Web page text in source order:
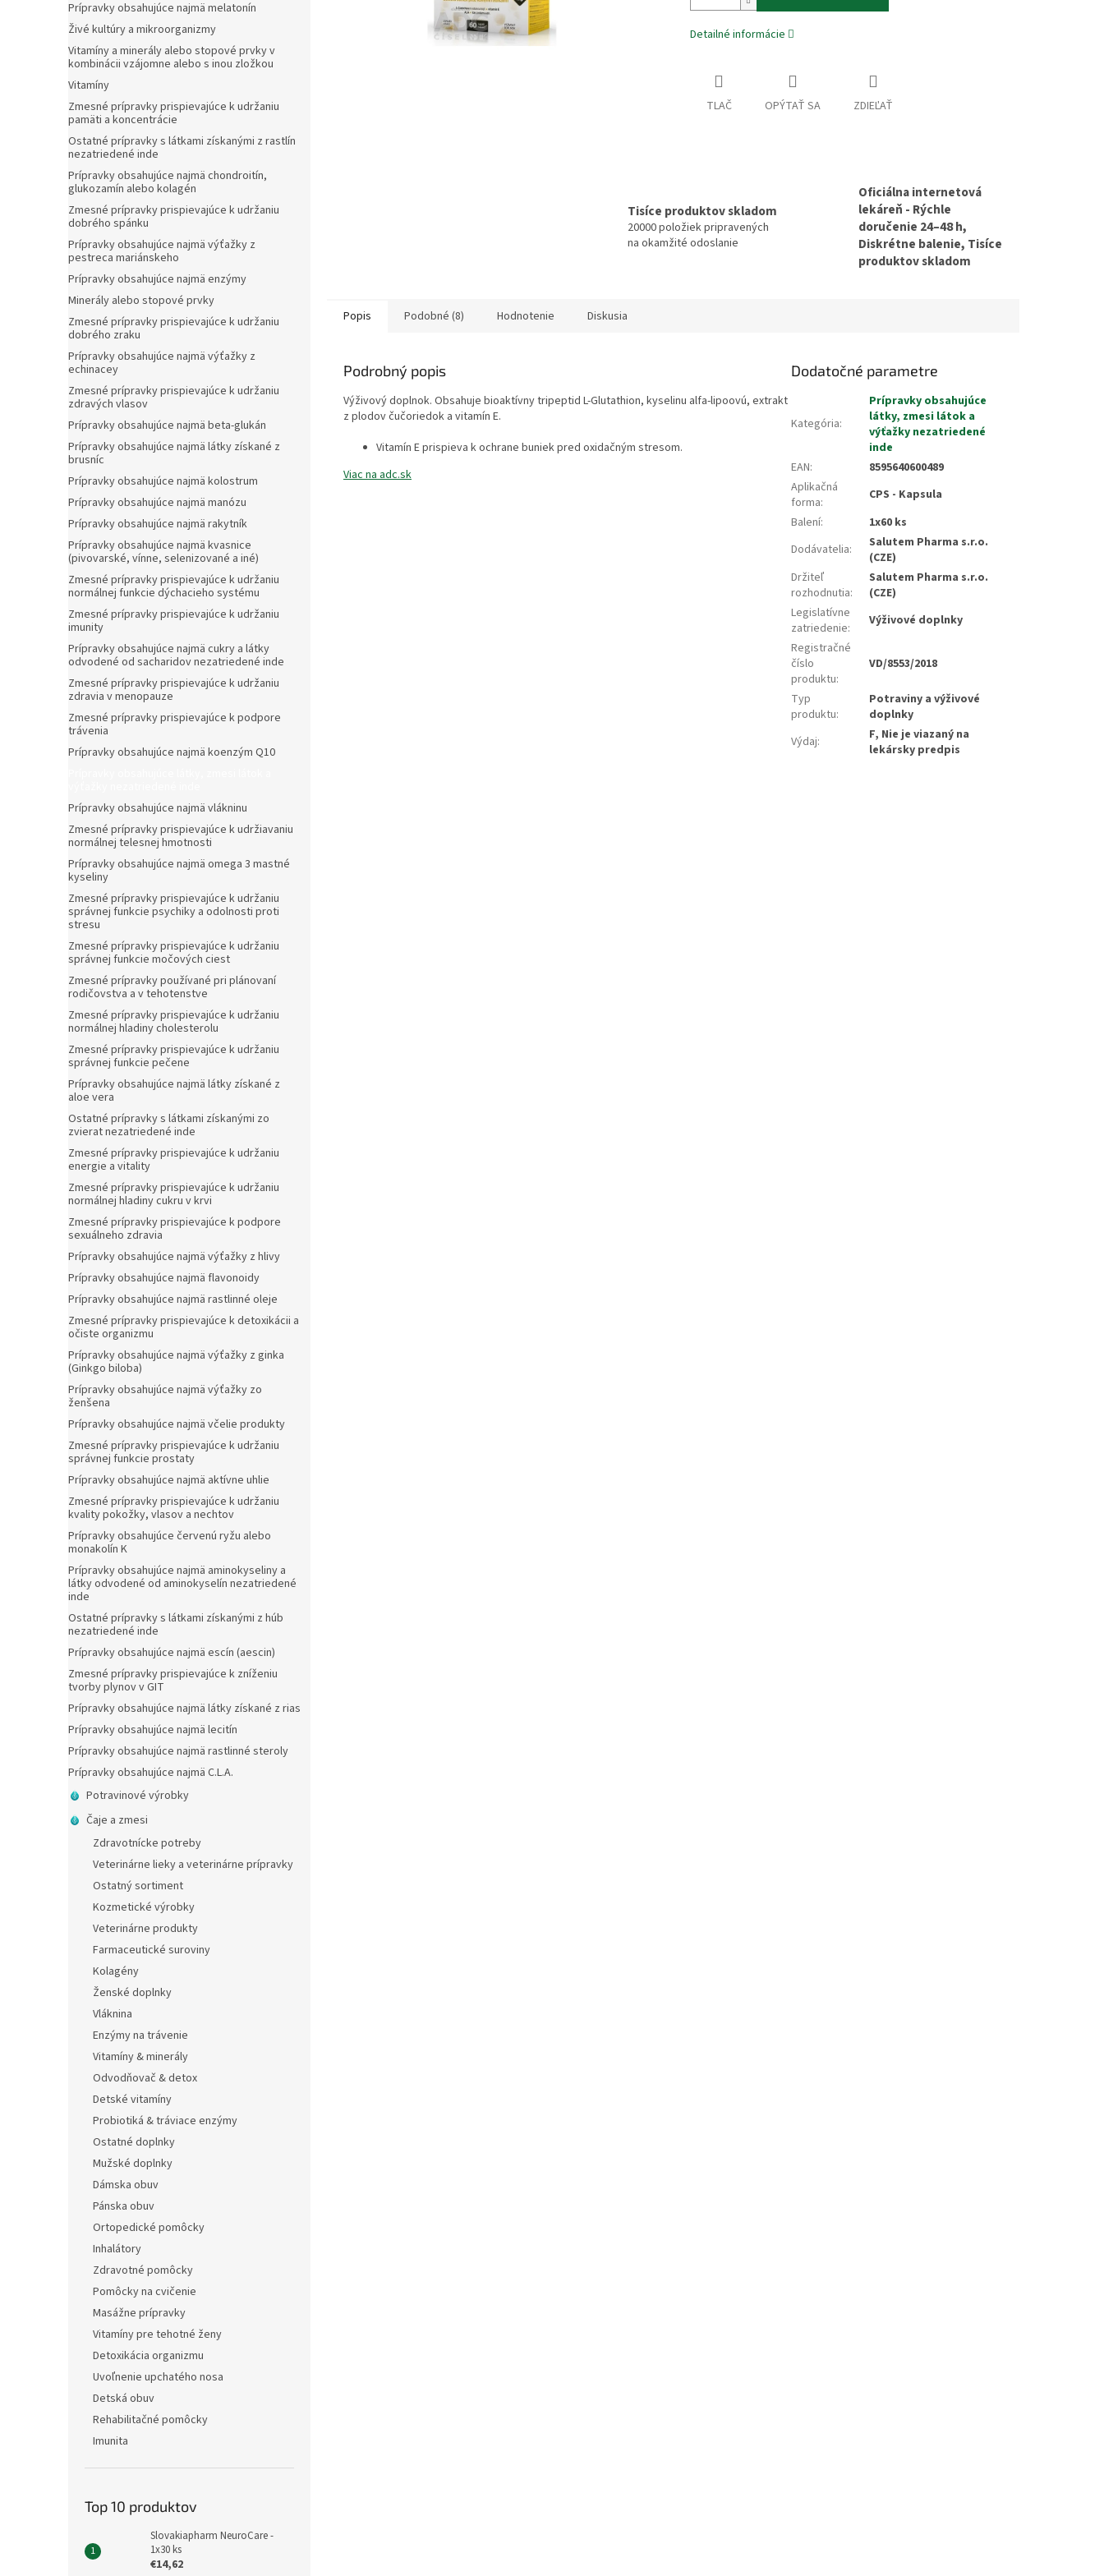
Prípravky obsahujúce najmä melatonín
Živé kultúry a mikroorganizmy
Vitamíny a minerály alebo stopové prvky v
kombinácii vzájomne alebo s inou zložkou
Vitamíny
Zmesné prípravky prispievajúce k udržaniu
pamäti a koncentrácie
Ostatné prípravky s látkami získanými z rastlín
nezatriedené inde
Prípravky obsahujúce najmä chondroitín,
glukozamín alebo kolagén
Zmesné prípravky prispievajúce k udržaniu
dobrého spánku
Prípravky obsahujúce najmä výťažky z
pestreca mariánskeho
Prípravky obsahujúce najmä enzýmy
Minerály alebo stopové prvky
Zmesné prípravky prispievajúce k udržaniu
dobrého zraku
Prípravky obsahujúce najmä výťažky z
echinacey
Zmesné prípravky prispievajúce k udržaniu
zdravých vlasov
Prípravky obsahujúce najmä beta-glukán
Prípravky obsahujúce najmä látky získané z
brusníc
Prípravky obsahujúce najmä kolostrum
Prípravky obsahujúce najmä manózu
Prípravky obsahujúce najmä rakytník
Prípravky obsahujúce najmä kvasnice
(pivovarské, vínne, selenizované a iné)
Zmesné prípravky prispievajúce k udržaniu
normálnej funkcie dýchacieho systému
Zmesné prípravky prispievajúce k udržaniu
imunity
Prípravky obsahujúce najmä cukry a látky
odvodené od sacharidov nezatriedené inde
Zmesné prípravky prispievajúce k udržaniu
zdravia v menopauze
Zmesné prípravky prispievajúce k podpore
trávenia
Prípravky obsahujúce najmä koenzým Q10
Prípravky obsahujúce najmä vlákninu
Zmesné prípravky prispievajúce k udržiavaniu
normálnej telesnej hmotnosti
Prípravky obsahujúce najmä omega 3 mastné
kyseliny
Zmesné prípravky prispievajúce k udržaniu
správnej funkcie psychiky a odolnosti proti
stresu
Zmesné prípravky prispievajúce k udržaniu
správnej funkcie močových ciest
Zmesné prípravky používané pri plánovaní
rodičovstva a v tehotenstve
Zmesné prípravky prispievajúce k udržaniu
normálnej hladiny cholesterolu
Zmesné prípravky prispievajúce k udržaniu
správnej funkcie pečene
Prípravky obsahujúce najmä látky získané z
aloe vera
Ostatné prípravky s látkami získanými zo
zvierat nezatriedené inde
Zmesné prípravky prispievajúce k udržaniu
energie a vitality
Zmesné prípravky prispievajúce k udržaniu
normálnej hladiny cukru v krvi
Zmesné prípravky prispievajúce k podpore
sexuálneho zdravia
Prípravky obsahujúce najmä výťažky z hlivy
Prípravky obsahujúce najmä flavonoidy
Prípravky obsahujúce najmä rastlinné oleje
Zmesné prípravky prispievajúce k detoxikácii a
očiste organizmu
Prípravky obsahujúce najmä výťažky z ginka
(Ginkgo biloba)
Prípravky obsahujúce najmä výťažky zo
ženšena
Prípravky obsahujúce najmä včelie produkty
Zmesné prípravky prispievajúce k udržaniu
správnej funkcie prostaty
Prípravky obsahujúce najmä aktívne uhlie
Zmesné prípravky prispievajúce k udržaniu
kvality pokožky, vlasov a nechtov
Prípravky obsahujúce červenú ryžu alebo
monakolín K
Prípravky obsahujúce najmä aminokyseliny a
látky odvodené od aminokyselín nezatriedené
inde
Ostatné prípravky s látkami získanými z húb
nezatriedené inde
Prípravky obsahujúce najmä escín (aescin)
Zmesné prípravky prispievajúce k zníženiu
tvorby plynov v GIT
Prípravky obsahujúce najmä látky získané z rias
Prípravky obsahujúce najmä lecitín
Prípravky obsahujúce najmä rastlinné steroly
Prípravky obsahujúce najmä C.L.A.
Potravinové výrobky
Čaje a zmesi
Zdravotnícke potreby
Veterinárne lieky a veterinárne prípravky
Ostatný sortiment
Kozmetické výrobky
Veterinárne produkty
Farmaceutické suroviny
Kolagény
Ženské doplnky
Vláknina
Enzýmy na trávenie
Vitamíny & minerály
Odvodňovač & detox
Detské vitamíny
Probiotiká & tráviace enzýmy
Ostatné doplnky
Mužské doplnky
Dámska obuv
Pánska obuv
Ortopedické pomôcky
Inhalátory
Zdravotné pomôcky
Pomôcky na cvičenie
Masážne prípravky
Vitamíny pre tehotné ženy
Detoxikácia organizmu
Uvoľnenie upchatého nosa
Detská obuv
Rehabilitačné pomôcky
Imunita
Top 10 produktov
Slovakiapharm NeuroCare -
1x30 ks
€14,62
Detailné informácie
TLAČ OPÝTAŤ SA ZDIEĽAŤ
Tisíce produktov skladom
20000 položiek pripravených
na okamžité odoslanie
Oficiálna internetová
lekáreň - Rýchle
doručenie 24–48 h,
Diskrétne balenie, Tisíce
produktov skladom
Popis Podobné (8) Hodnotenie Diskusia
Podrobný popis
Výživový doplnok. Obsahuje bioaktívny tripeptid L-Glutathion, kyselinu alfa-lipoovú, extrakt
z plodov čučoriedok a vitamín E.
Vitamín E prispieva k ochrane buniek pred oxidačným stresom.
Viac na adc.sk
Dodatočné parametre
Kategória:
Prípravky obsahujúce
látky, zmesi látok a
výťažky nezatriedené
inde
EAN:
8595640600489
Aplikačná
forma:
CPS - Kapsula
Balení:
1x60 ks
Dodávatelia:
Salutem Pharma s.r.o.
(CZE)
Držiteľ
rozhodnutia:
Salutem Pharma s.r.o.
(CZE)
Legislatívne
zatriedenie:
Výživové doplnky
Registračné
číslo
produktu:
VD/8553/2018
Typ
produktu:
Potraviny a výživové
doplnky
Výdaj:
F, Nie je viazaný na
lekársky predpis